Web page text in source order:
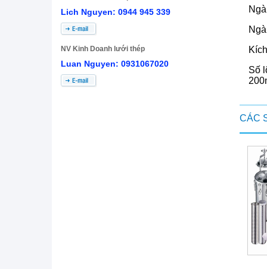
Lich Nguyen: 0944 945 339
NV Kinh Doanh lưới thép
Luan Nguyen: 0931067020
Số
CÁC